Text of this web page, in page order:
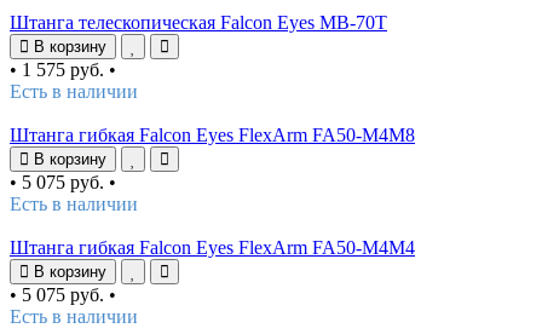
Штанга телескопическая Falcon Eyes MB-70T
В корзину
• 1 575 руб. •
Есть в наличии
Штанга гибкая Falcon Eyes FlexArm FA50-M4M8
В корзину
• 5 075 руб. •
Есть в наличии
Штанга гибкая Falcon Eyes FlexArm FA50-M4M4
В корзину
• 5 075 руб. •
Есть в наличии